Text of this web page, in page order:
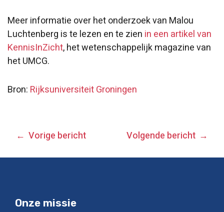
Meer informatie over het onderzoek van Malou
Luchtenberg is te lezen en te zien in een artikel van
KennisInZicht, het wetenschappelijk magazine van
het UMCG.
Bron: Rijksuniversiteit Groningen
BERICHT
NAVIGATIE
Vorige bericht Volgende bericht
Onze missie